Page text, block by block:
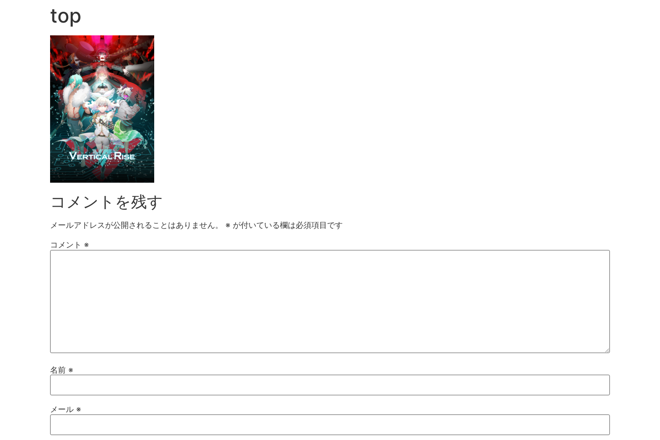
top
コメントを残す
メールアドレスが公開されることはありません。 ※ が付いている欄は必須項目です
コメント ※
名前 ※
メール ※